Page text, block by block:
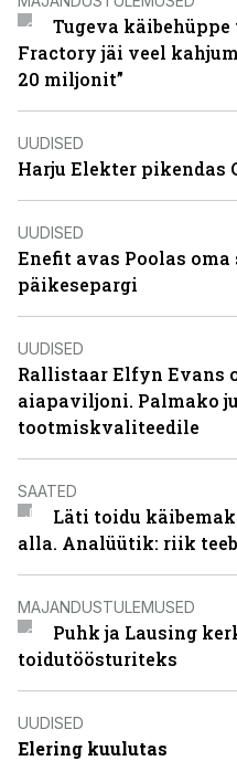
Tugeva
Fractory jäi veel
20 miljonit”
UUDISED
Harju Elekter pikendas
UUDISED
Enefit avas Poolas
päikesepargi
UUDISED
Rallistaar Elfyn Evans
aiapaviljoni. Palmako
tootmiskvaliteedile
SAATED
Läti toidu
alla. Analüütik: riik
MAJANDUSTULEMUSED
Puhk ja Lausing
toidutöösturiteks
UUDISED
Elering kuulutas